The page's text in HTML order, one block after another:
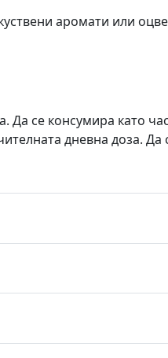
аромати или
Да се консумира като
дневна доза. Да